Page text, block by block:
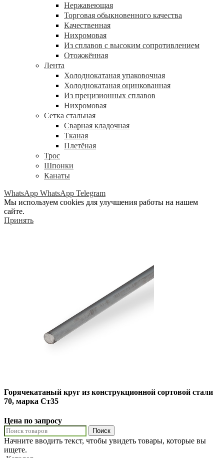
Нержавеющая
Торговая обыкновенного качества
Качественная
Нихромовая
Из сплавов с высоким сопротивлением
Отожжённая
Лента
Холоднокатаная упаковочная
Холоднокатаная оцинкованная
Из прецизионных сплавов
Нихромовая
Сетка стальная
Сварная кладочная
Тканая
Плетёная
Трос
Шпонки
Канаты
WhatsApp WhatsApp Telegram
Мы используем cookies для улучшения работы на нашем
сайте.
Принять
Горячекатаный круг из конструкционной сортовой стали
70, марка Ст35
Цена по запросу
Поиск
Начните вводить текст, чтобы увидеть товары, которые вы
ищете.